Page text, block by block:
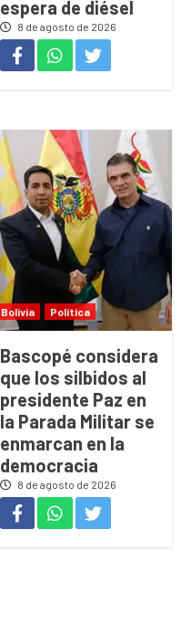
espera de diésel
8 de agosto de 2026
Bolivia Política
Bascopé considera
que los silbidos al
presidente Paz en
la Parada Militar se
enmarcan en la
democracia
8 de agosto de 2026